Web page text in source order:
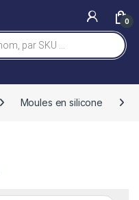
0
Moules en silicone